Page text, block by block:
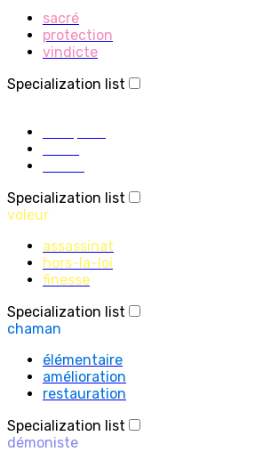
sacré
protection
vindicte
Specialization list
Specialization list
voleur
assassinat
hors-la-loi
finesse
Specialization list
chaman
élémentaire
amélioration
restauration
Specialization list
démoniste